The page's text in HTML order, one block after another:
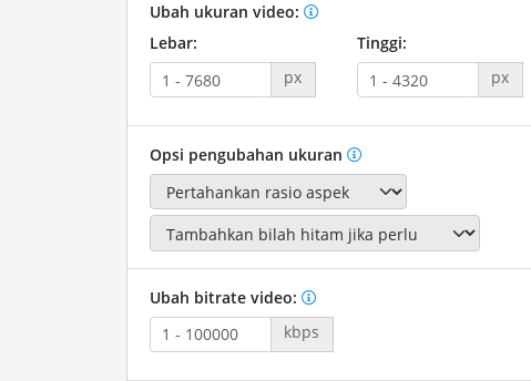
Ubah ukuran video:
Lebar:
px
Tinggi:
px
Opsi pengubahan ukuran
Ubah bitrate video:
kbps